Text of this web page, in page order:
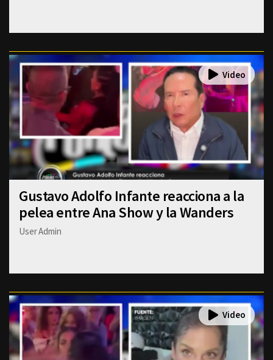
Gustavo Adolfo Infante reacciona a la
pelea entre Ana Show y la Wanders
User Admin